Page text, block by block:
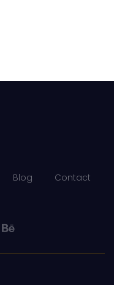
Blog Contact